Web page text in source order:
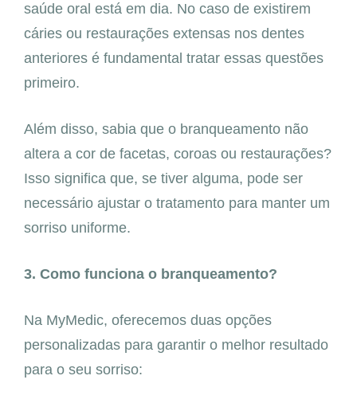
saúde oral está em dia. No caso de existirem
cáries ou restaurações extensas nos dentes
anteriores é fundamental tratar essas questões
primeiro.
Além disso, sabia que o branqueamento não
altera a cor de facetas, coroas ou restaurações?
Isso significa que, se tiver alguma, pode ser
necessário ajustar o tratamento para manter um
sorriso uniforme.
3. Como funciona o branqueamento?
Na MyMedic, oferecemos duas opções
personalizadas para garantir o melhor resultado
para o seu sorriso: